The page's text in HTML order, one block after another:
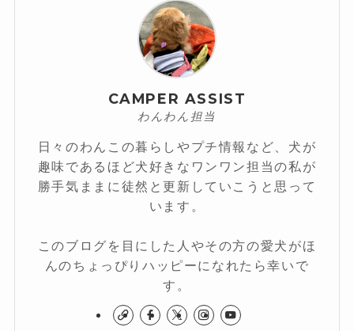
CAMPER ASSIST
わんわん担当
日々のわんこの暮らしやプチ情報など、犬が
趣味であるほど犬好きなワンワン担当の私が
勝手気ままに徒然と更新していこうと思って
います。
このブログを目にした人やその方の愛犬がほ
んのちょっぴりハッピーになれたら幸いで
す。